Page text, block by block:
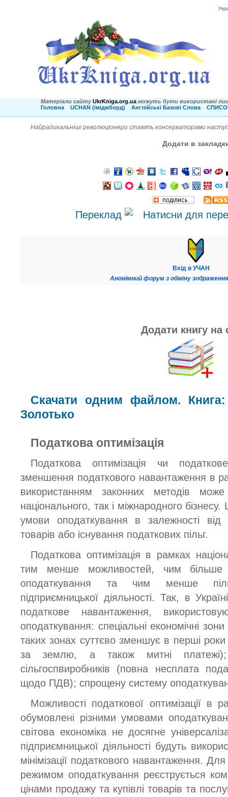
Матеріали сайту UkrKniga.org.ua можуть бути використані
Головна
UCHAN (іміджборд) Англійські Базові Слова
Найрадикальніші революціонери стають консерваторами
Додати в
Переклад
Вхід в УЧАН
Анонімний форум з обміну
Додати книгу на
Скачати одним файлом.
Золотько
Податкова оптимізація
Податкова оптимізація чи
зменшення податкового навантаження в
використанням законних методів
національного, так і міжнародного
умови оподаткування в залежності
товарів або існування податкових пільг.
Податкова оптимізація в рамках
тим менше можливостей, чим більше
оподаткування та чим менше
підприємницької діяльності. Так, в
податкове навантаження,
оподаткування: спеціальні економічні
таких зонах суттєво зменшує в перші
за землю, а також митні платежі);
сільгоспвиробників (повна несплата
щодо ПДВ); спрощену систему
Можливості податкової оптимізації в
обумовлені різними умовами
світова економіка не досягне
підприємницької діяльності будуть
мінімізації податкового навантаження.
режимом оподаткування реєструється
цінами продажу та купівлі товарів та